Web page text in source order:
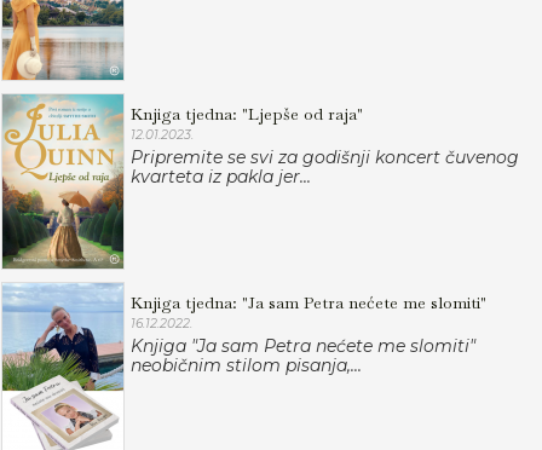
Knjiga tjedna: "Ljepše od raja"
12.01.2023.
Pripremite se svi za godišnji koncert čuvenog
kvarteta iz pakla jer...
Knjiga tjedna: "Ja sam Petra nećete me slomiti"
16.12.2022.
Knjiga "Ja sam Petra nećete me slomiti"
neobičnim stilom pisanja,...